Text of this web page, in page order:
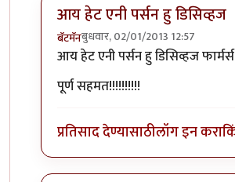
आय हेट एनी पर्सन हु डिसिव्हज
बॅटमॅनबुधवार, 02/01/2013 12:57
In reply toआदुबाळ लेख अगदी
आय हेट एनी पर्सन हु डिसिव्हज
पूर्ण सहमत!!!!!!!!!!
प्रतिसाद देण्यासाठीलॉग इन करा